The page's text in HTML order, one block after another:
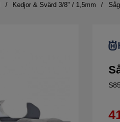
Kedjor & Svärd 3/8" / 1,5mm